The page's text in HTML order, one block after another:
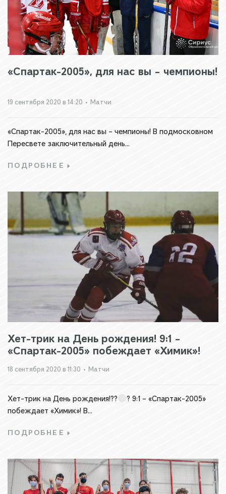
«Спартак-2005», для нас вы – чемпионы!
19 сентября 2020 в 14:20 • Матчи
«Спартак-2005», для нас вы – чемпионы! В подмосковном
Пересвете заключительный день...
ПОДРОБНЕЕ
Хет-трик на День рождения! 9:1 –
«Спартак-2005» побеждает «Химик»!
18 сентября 2020 в 11:30 • Матчи
Хет-трик на День рождения!??
? 9:1 – «Спартак-2005»
побеждает «Химик»! В...
ПОДРОБНЕЕ